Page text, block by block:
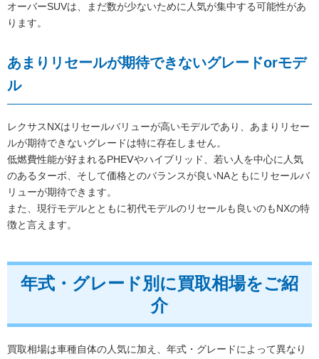
オーバーSUVは、まだ数が少ないために人気が集中する可能性があ
ります。
あまりリセールが期待できないグレードorモデ
ル
レクサスNXはリセールバリューが高いモデルであり、あまりリセー
ルが期待できないグレードは特に存在しません。
低燃費性能が好まれるPHEⅤやハイブリッド、若い人を中心に人気
のあるターボ、そして価格とのバランスが良いNAともにリセールバ
リューが期待できます。
また、現行モデルとともに初代モデルのリセールも良いのもNXの特
徴と言えます。
年式・グレード別に買取相場をご紹
介
買取相場は車種自体の人気に加え、年式・グレードによって異なり